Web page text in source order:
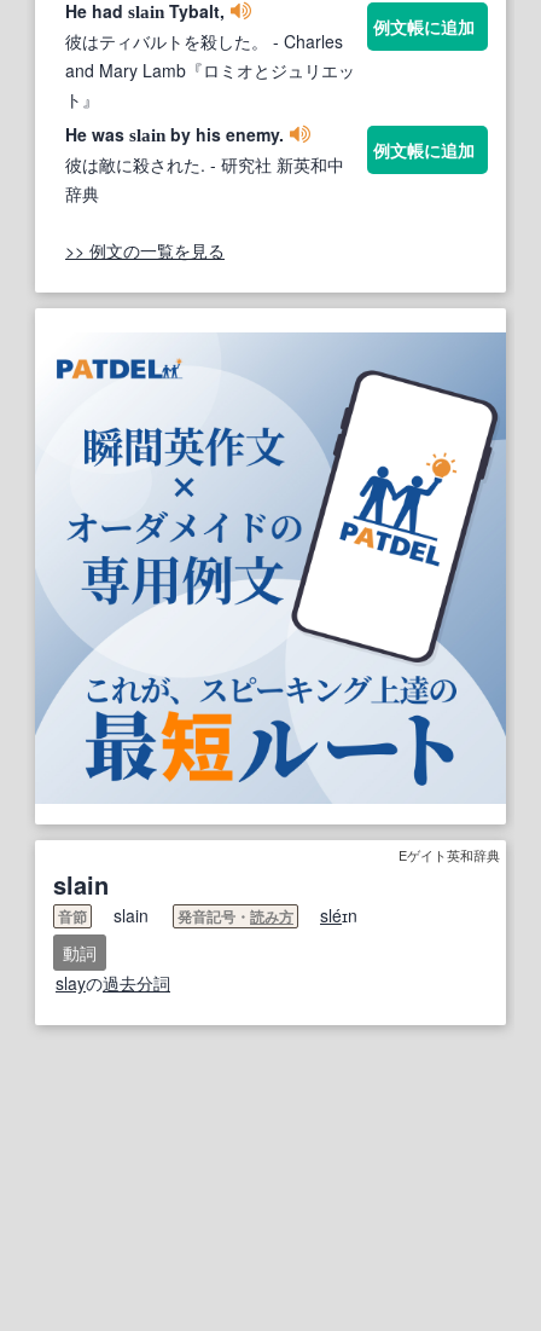
He had slain Tybalt,
彼はティバルトを殺した。
- Charles
and Mary Lamb『ロミオとジュリエッ
ト』
例文帳に追加
He was slain by his enemy.
彼は敵に殺された. - 研究社 新英和中
辞典
例文帳に追加
>> 例文の一覧を見る
Eゲイト英和辞典
slain
音節 slain 発音記号・ 読み方 sléɪn
動詞
slayの過去分詞